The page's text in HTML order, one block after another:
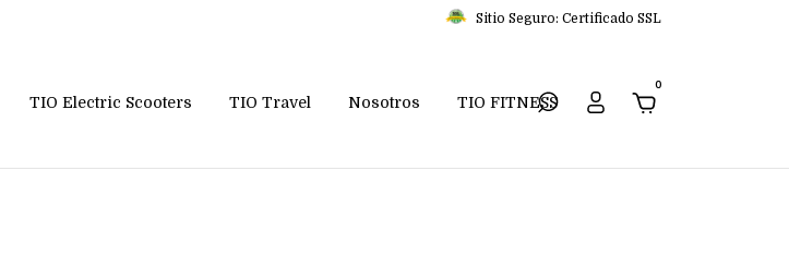
Sitio Seguro: Certificado SSL
TIO Electric Scooters TIO Travel Nosotros TIO FITNESS
0